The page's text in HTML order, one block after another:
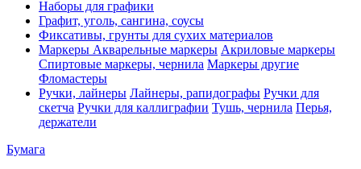
Наборы для графики
Графит, уголь, сангина, соусы
Фиксативы, грунты для сухих материалов
Маркеры Акварельные маркеры Акриловые маркеры
Спиртовые маркеры, чернила Маркеры другие
Фломастеры
Ручки, лайнеры Лайнеры, рапидографы Ручки для
скетча Ручки для каллиграфии Тушь, чернила Перья,
держатели
Бумага